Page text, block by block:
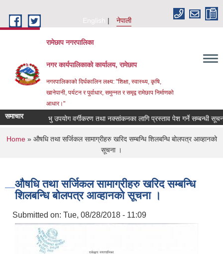
English
नेपाली
रामेछाप नगरपालिका
नगर कार्यपालिकाको कार्यालय, रामेछाप
नगरपालिकाको दिर्घकालिन लक्ष्य: "शिक्षा, स्वास्थ्य, कृषि,
खानेपानी, पर्यटन र पुर्वाधार, समुन्नत र समृद्व रामेछाप निर्माणको
आधार।"
समाचार भु उपयोग वर्गीकरण तथा नक्सांकनका लागि प्रस्ताव पेश गर्ने सम्बन्धी सूचना।
You are here
Home» औषधि तथा सर्जिकल सामाग्रीहरु खरिद सम्बन्धि शिलबन्धि बोलपत्र आव्हानको
सूचना ।
औषधि तथा सर्जिकल सामाग्रीहरु खरिद सम्बन्धि
शिलबन्धि बोलपत्र आव्हानको सूचना ।
Submitted on: Tue, 08/28/2018 - 11:09